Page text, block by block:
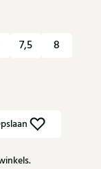
7,5 8